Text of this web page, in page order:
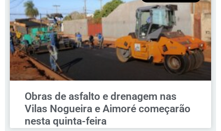
Obras de asfalto e drenagem nas
Vilas Nogueira e Aimoré começarão
nesta quinta-feira